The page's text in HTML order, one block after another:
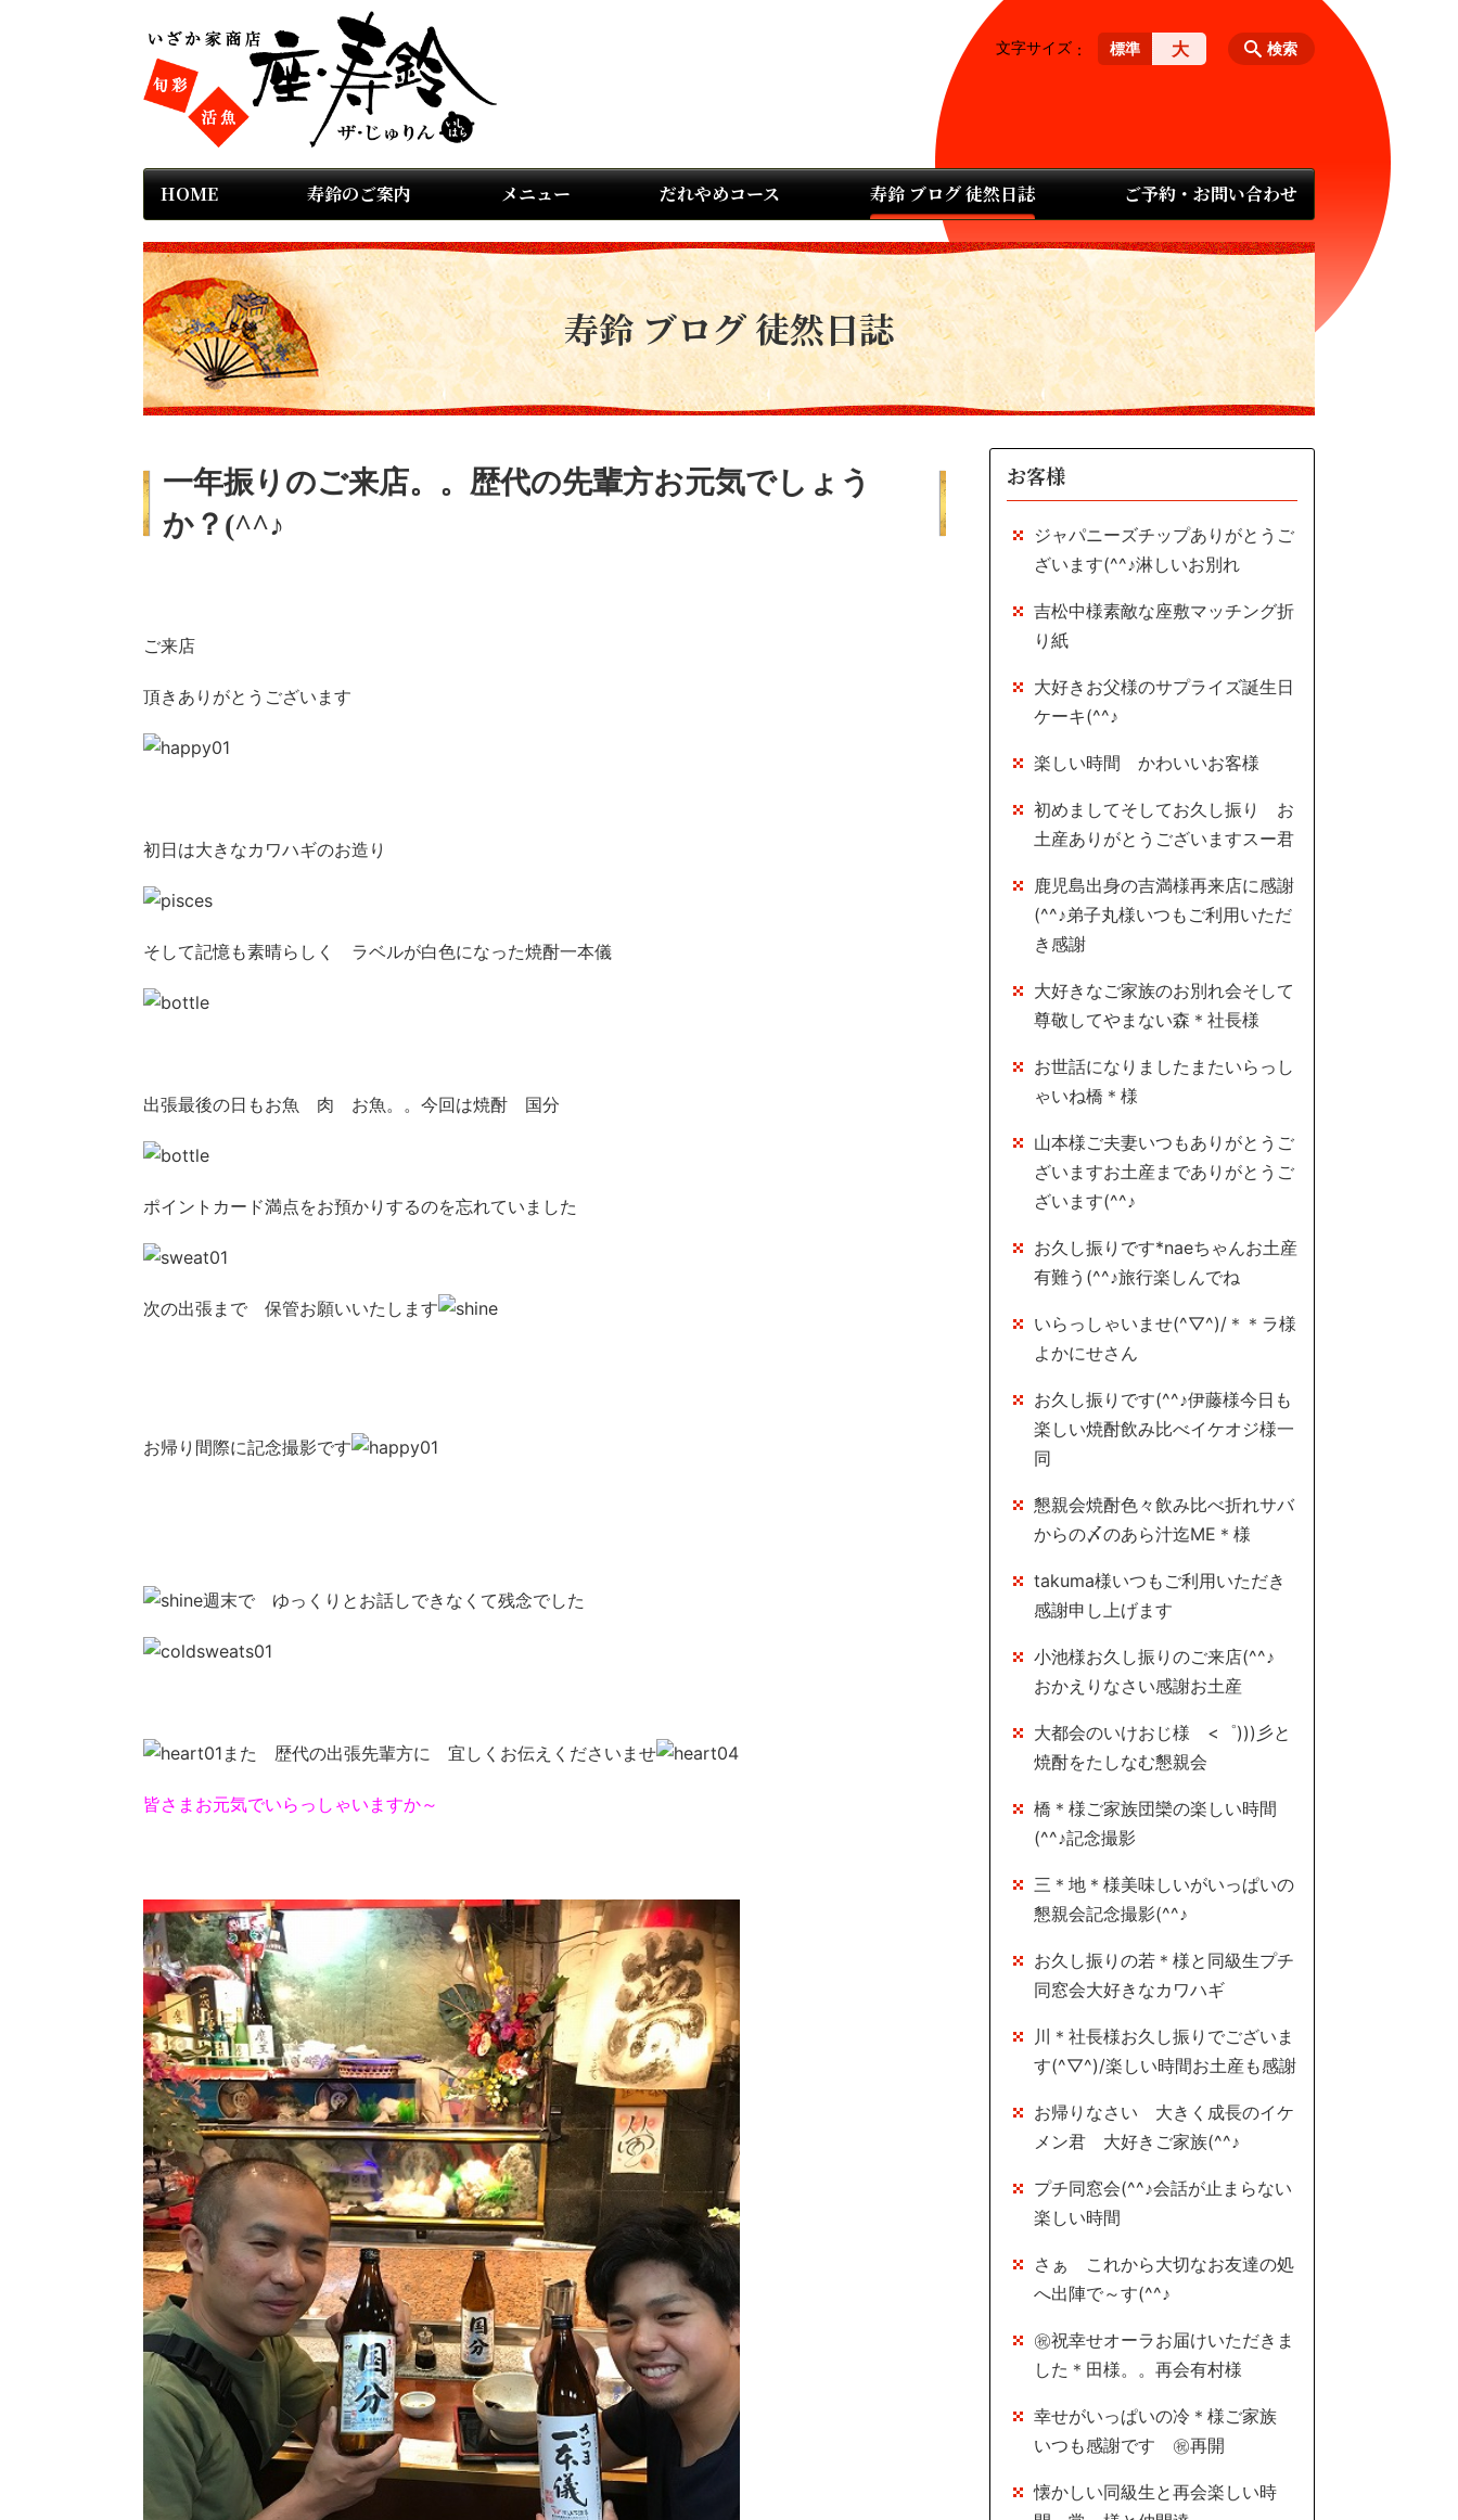
HOME 寿鈴のご案内 メニュー だれやめコース 寿鈴 ブログ 徒然日誌 ご予約・お問い合わせ
検索
文字サイズ 標準 大
寿鈴 ブログ 徒然日誌
一年振りのご来店。。歴代の先輩方お元気でしょう
か？(^^♪
ご来店
頂きありがとうございます
初日は大きなカワハギのお造り
そして記憶も素晴らしく ラベルが白色になった焼酎一本儀
出張最後の日もお魚 肉 お魚。。今回は焼酎 国分
ポイントカード満点をお預かりするのを忘れていました
次の出張まで 保管お願いいたします
お帰り間際に記念撮影です
週末で ゆっくりとお話しできなくて残念でした
また 歴代の出張先輩方に 宜しくお伝えくださいませ
皆さまお元気でいらっしゃいますか～
お客様
ジャパニーズチップありがとうご
ざいます(^^♪淋しいお別れ
吉松中様素敵な座敷マッチング折
り紙
大好きお父様のサプライズ誕生日
ケーキ(^^♪
楽しい時間 かわいいお客様
初めましてそしてお久し振り お
土産ありがとうございますスー君
鹿児島出身の吉満様再来店に感謝
(^^♪弟子丸様いつもご利用いただ
き感謝
大好きなご家族のお別れ会そして
尊敬してやまない森＊社長様
お世話になりましたまたいらっし
ゃいね橋＊様
山本様ご夫妻いつもありがとうご
ざいますお土産までありがとうご
ざいます(^^♪
お久し振りです*naeちゃんお土産
有難う(^^♪旅行楽しんでね
いらっしゃいませ(^▽^)/＊＊ラ様
よかにせさん
お久し振りです(^^♪伊藤様今日も
楽しい焼酎飲み比べイケオジ様一
同
懇親会焼酎色々飲み比べ折れサバ
からの〆のあら汁迄ME＊様
takuma様いつもご利用いただき
感謝申し上げます
小池様お久し振りのご来店(^^♪
おかえりなさい感謝お土産
大都会のいけおじ様 <゜)))彡と
焼酎をたしなむ懇親会
橋＊様ご家族団欒の楽しい時間
(^^♪記念撮影
三＊地＊様美味しいがいっぱいの
懇親会記念撮影(^^♪
お久し振りの若＊様と同級生プチ
同窓会大好きなカワハギ
川＊社長様お久し振りでございま
す(^▽^)/楽しい時間お土産も感謝
お帰りなさい 大きく成長のイケ
メン君 大好きご家族(^^♪
プチ同窓会(^^♪会話が止まらない
楽しい時間
さぁ これから大切なお友達の処
へ出陣で～す(^^♪
㊗祝幸せオーラお届けいただきま
した＊田様。。再会有村様
幸せがいっぱいの冷＊様ご家族
いつも感謝です ㊗再開
懐かしい同級生と再会楽しい時